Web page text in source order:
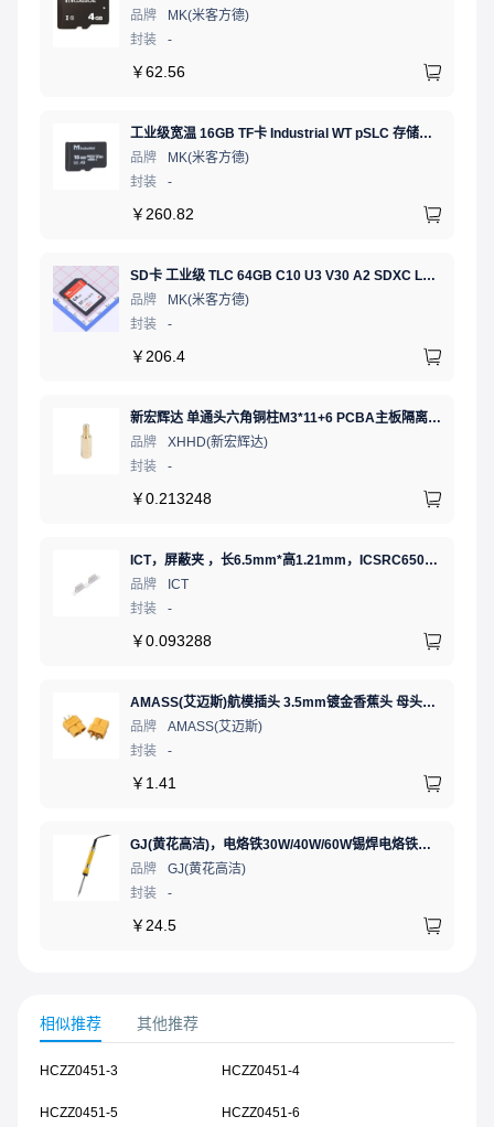
品牌
MK(米客方德)
封装
-
￥62.56
工业级宽温 16GB TF卡 Industrial WT pSLC 存储卡 MICRO SD LDPC纠错 PE 30K 无人机、行车记录仪、安防监控适配
品牌
MK(米客方德)
封装
-
￥ 260.82
SD卡 工业级 TLC 64GB C10 U3 V30 A2 SDXC LDPC纠错 PE 3K 无人机、行车记录仪、安防监控适配
品牌
MK(米客方德)
封装
-
￥ 206.4
新宏辉达 单通头六角铜柱M3*11+6 PCBA主板隔离螺柱
品牌
XHHD(新宏辉达)
封装
-
￥0.213248
ICT，屏蔽夹 ，长6.5mm*高1.21mm，ICSRC6508SFR
品牌
ICT
封装
-
￥0.093288
AMASS(艾迈斯)航模插头 3.5mm镀金香蕉头 母头XT60-F.G.Y
品牌
AMASS(艾迈斯)
封装
-
￥ 1.41
GJ(黄花高洁)，电烙铁30W/40W/60W锡焊电烙铁焊接工具电焊笔手机电子维修（内热35W），NO.435(35W)
品牌
GJ(黄花高洁)
封装
-
￥ 24.5
相似推荐 其他推荐
HCZZ0451-3 HCZZ0451-4
HCZZ0451-5 HCZZ0451-6